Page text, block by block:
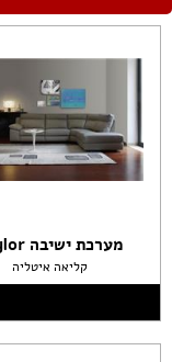
מערכת ישיבה taylor
קליאה איטליה